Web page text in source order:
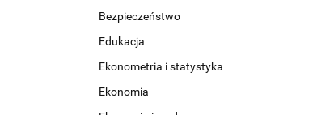
Bezpieczeństwo
Edukacja
Ekonometria i statystyka
Ekonomia